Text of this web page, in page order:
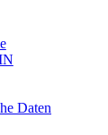
Daten